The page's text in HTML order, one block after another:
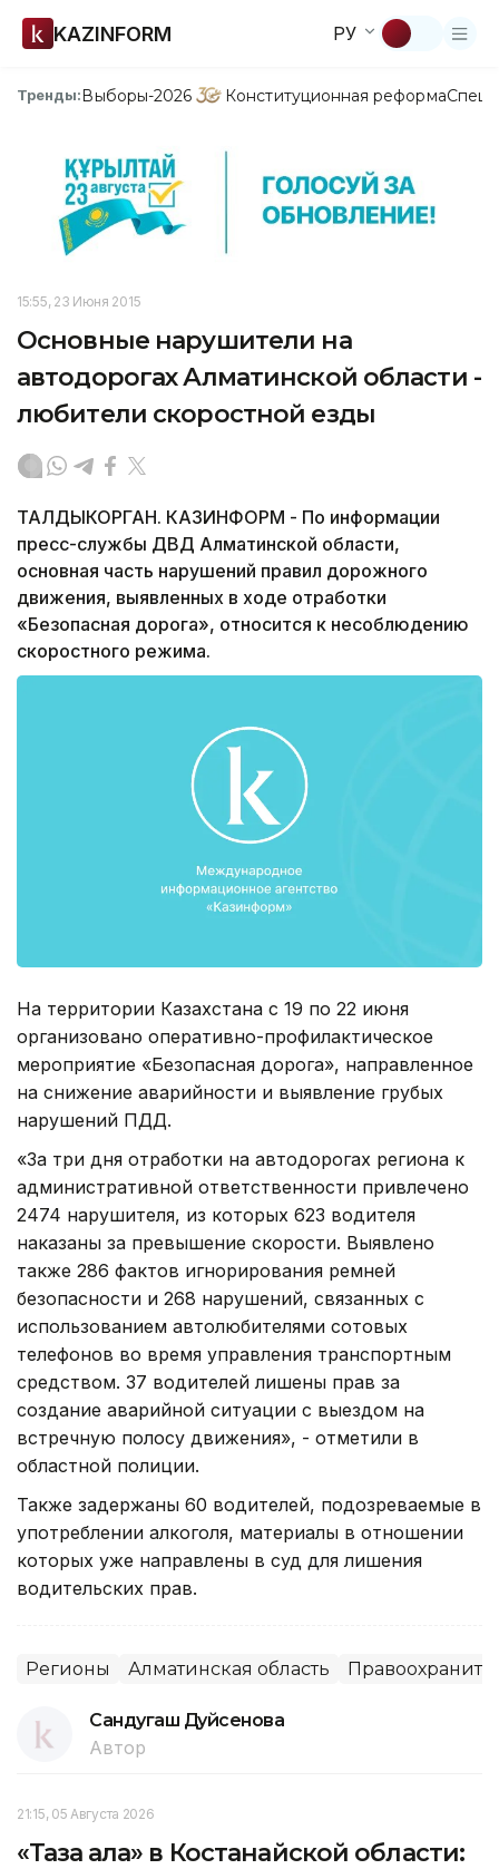
KAZINFORM РУ
Тренды:Выборы-2026 Конституционная реформа
15:55, 23 Июня 2015
Основные нарушители на
автодорогах Алматинской области -
любители скоростной езды
ТАЛДЫКОРГАН. КАЗИНФОРМ - По информации
пресс-службы ДВД Алматинской области,
основная часть нарушений правил дорожного
движения, выявленных в ходе отработки
«Безопасная дорога», относится к несоблюдению
скоростного режима.
На территории Казахстана с 19 по 22 июня
организовано оперативно-профилактическое
мероприятие «Безопасная дорога», направленное
на снижение аварийности и выявление грубых
нарушений ПДД.
«За три дня отработки на автодорогах региона к
административной ответственности привлечено
2474 нарушителя, из которых 623 водителя
наказаны за превышение скорости. Выявлено
также 286 фактов игнорирования ремней
безопасности и 268 нарушений, связанных с
использованием автолюбителями сотовых
телефонов во время управления транспортным
средством. 37 водителей лишены прав за
создание аварийной ситуации с выездом на
встречную полосу движения», - отметили в
областной полиции.
Также задержаны 60 водителей, подозреваемые в
употреблении алкоголя, материалы в отношении
которых уже направлены в суд для лишения
водительских прав.
Регионы Алматинская область
Сандугаш Дуйсенова
Автор
21:15, 05 Августа 2026
«Таза қала» в Костанайской области: